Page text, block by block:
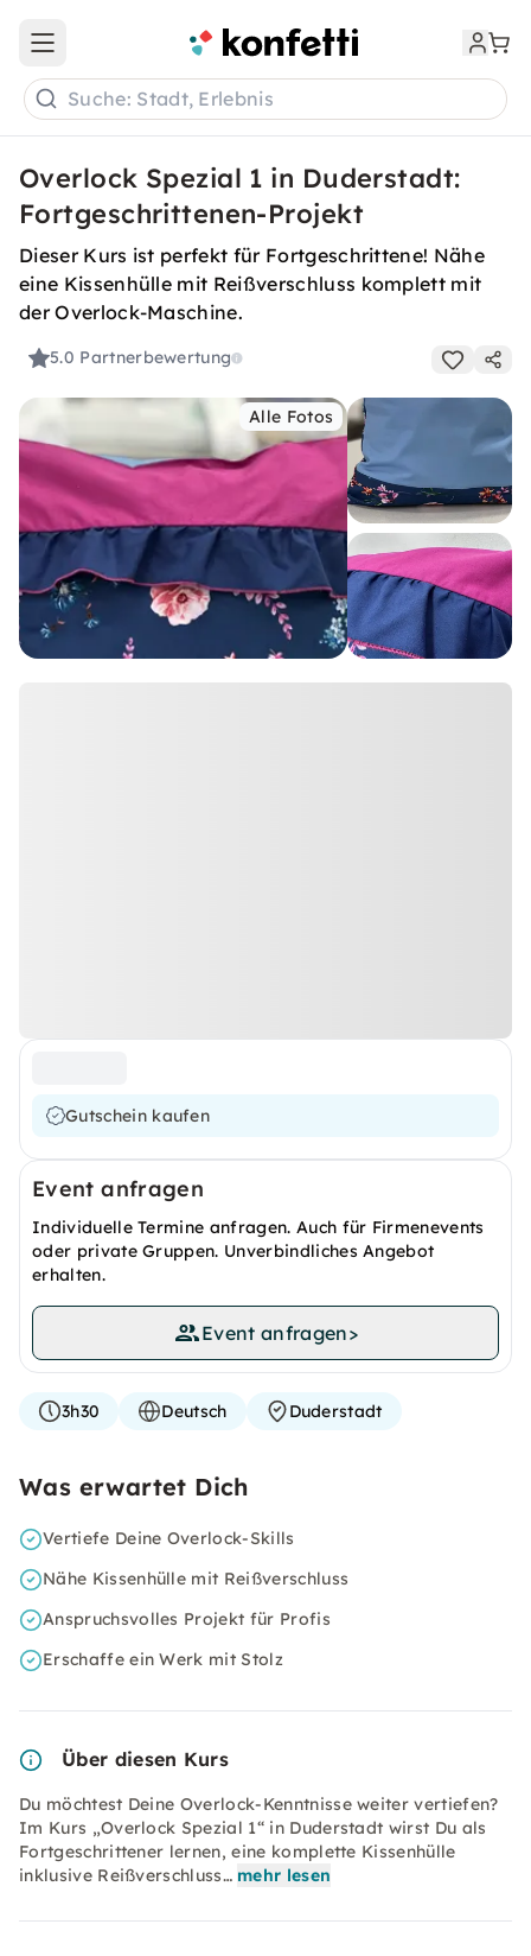
Open main menu
Suche: Stadt, Erlebnis
Overlock Spezial 1 in Duderstadt:
Fortgeschrittenen-Projekt
Dieser Kurs ist perfekt für Fortgeschrittene! Nähe
eine Kissenhülle mit Reißverschluss komplett mit
der Overlock-Maschine.
5.0 Partnerbewertung
Alle Fotos
Gutschein kaufen
Event anfragen
Individuelle Termine anfragen. Auch für Firmenevents
oder private Gruppen. Unverbindliches Angebot
erhalten.
Event anfragen>
3h30 Deutsch Duderstadt
Was erwartet Dich
Vertiefe Deine Overlock-Skills
Nähe Kissenhülle mit Reißverschluss
Anspruchsvolles Projekt für Profis
Erschaffe ein Werk mit Stolz
Über diesen Kurs
Du möchtest Deine Overlock-Kenntnisse weiter vertiefen?
Im Kurs „Overlock Spezial 1“ in Duderstadt wirst Du als
Fortgeschrittener lernen, eine komplette Kissenhülle
inklusive Reißverschluss… mehr lesen